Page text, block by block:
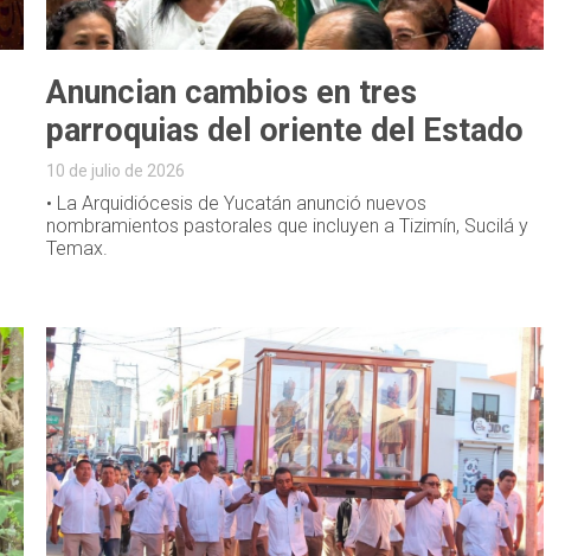
Anuncian cambios en tres
parroquias del oriente del Estado
10 de julio de 2026
• La Arquidiócesis de Yucatán anunció nuevos
nombramientos pastorales que incluyen a Tizimín, Sucilá y
Temax.